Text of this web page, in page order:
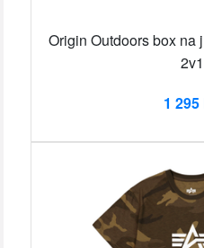
Origin Outdoors box na
2v1
1